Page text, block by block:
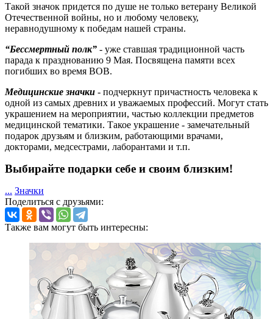
Такой значок придется по душе не только ветерану Великой
Отечественной войны, но и любому человеку,
неравнодушному к победам нашей страны.
“Бессмертный полк” - уже ставшая традиционной часть
парада к празднованию 9 Мая. Посвящена памяти всех
погибших во время ВОВ.
Медицинские значки - подчеркнут причастность человека к
одной из самых древних и уважаемых профессий. Могут стать
украшением на мероприятии, частью коллекции предметов
медицинской тематики. Такое украшение - замечательный
подарок друзьям и близким, работающими врачами,
докторами, медсестрами, лаборантами и т.п.
Выбирайте подарки себе и своим близким!
... Значки
Поделиться с друзьями:
Также вам могут быть интересны: